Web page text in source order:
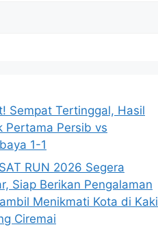
Sempat Tertinggal, Hasil
Pertama Persib vs
1-1
RUN 2026 Segera
Siap Berikan Pengalaman
Menikmati Kota di Kaki
Ciremai